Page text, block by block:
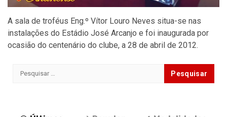
A sala de troféus Eng.º Vítor Louro Neves situa-se nas
instalações do Estádio José Arcanjo e foi inaugurada por
ocasião do centenário do clube, a 28 de abril de 2012.
Pesquisar